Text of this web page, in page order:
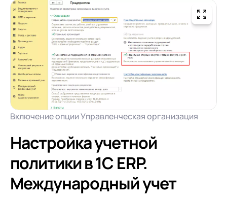
Включение опции Управленческая организация
Настройка учетной
политики в 1С ERP.
Международный учет